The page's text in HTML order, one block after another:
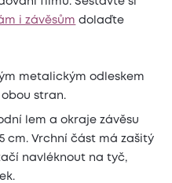
i závěsům dolaďte
metalickým odleskem
stran.
lem a okraje závěsu
cm. Vrchní část má zašitý
navléknout na tyč,